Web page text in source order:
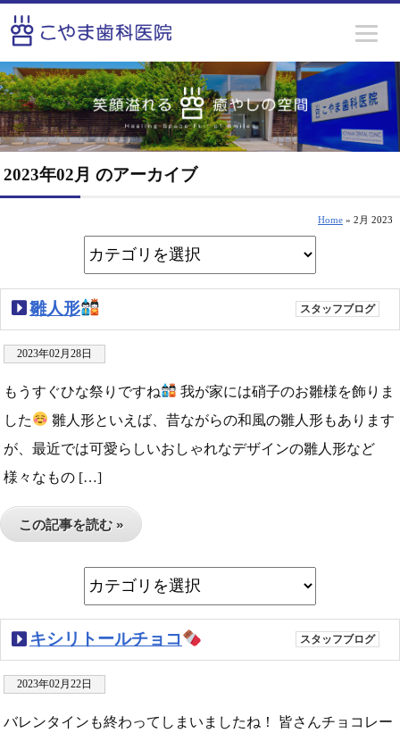
2023年02月 のアーカイブ
Home » 2月 2023
雛人形 スタッフブログ
2023年02月28日
もうすぐひな祭りですね
我が家には硝子のお雛様を飾りま
した
雛人形といえば、昔ながらの和風の雛人形もあります
が、最近では可愛らしいおしゃれなデザインの雛人形など
様々なもの […]
この記事を読む »
キシリトールチョコ スタッフブログ
2023年02月22日
バレンタインも終わってしまいましたね！ 皆さんチョコレー